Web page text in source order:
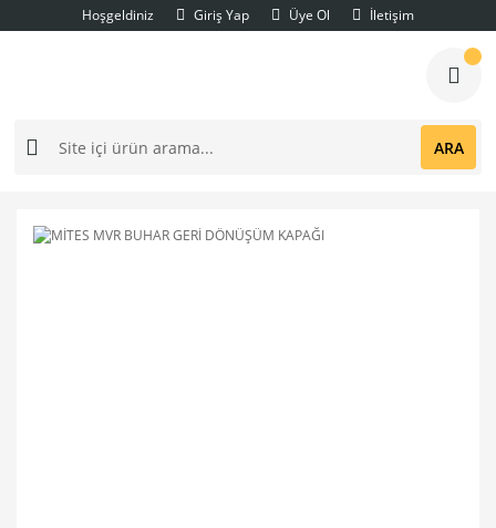
Hoşgeldiniz Giriş Yap Üye Ol İletişim
ARA